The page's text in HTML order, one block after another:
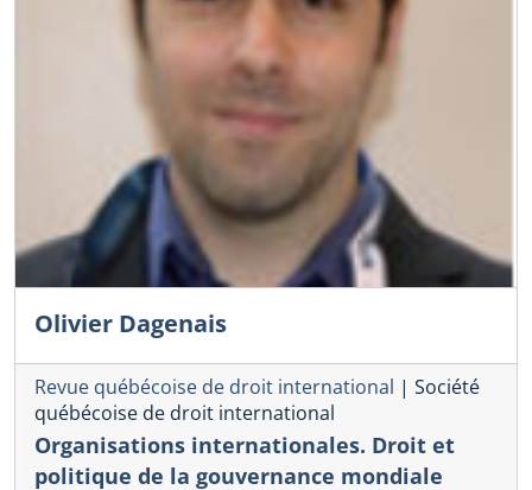
Olivier Dagenais
Revue québécoise de droit international | Société
québécoise de droit international
Organisations internationales. Droit et
politique de la gouvernance mondiale